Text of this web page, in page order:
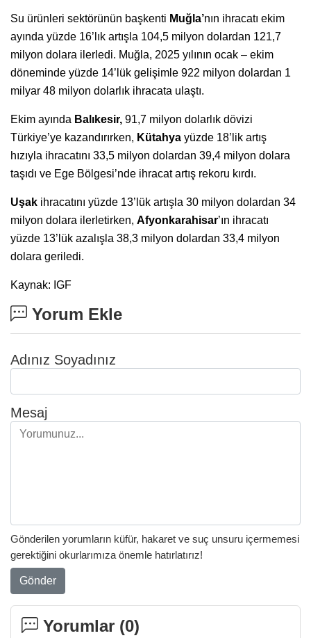
Su ürünleri sektörünün başkenti Muğla’nın ihracatı ekim
ayında yüzde 16’lık artışla 104,5 milyon dolardan 121,7
milyon dolara ilerledi. Muğla, 2025 yılının ocak – ekim
döneminde yüzde 14’lük gelişimle 922 milyon dolardan 1
milyar 48 milyon dolarlık ihracata ulaştı.
Ekim ayında Balıkesir, 91,7 milyon dolarlık dövizi
Türkiye’ye kazandırırken, Kütahya yüzde 18’lik artış
hızıyla ihracatını 33,5 milyon dolardan 39,4 milyon dolara
taşıdı ve Ege Bölgesi’nde ihracat artış rekoru kırdı.
Uşak ihracatını yüzde 13’lük artışla 30 milyon dolardan 34
milyon dolara ilerletirken, Afyonkarahisar’ın ihracatı
yüzde 13’lük azalışla 38,3 milyon dolardan 33,4 milyon
dolara geriledi.
Kaynak: IGF
Yorum Ekle
Adınız Soyadınız
Mesaj
Gönderilen yorumların küfür, hakaret ve suç unsuru içermemesi
gerektiğini okurlarımıza önemle hatırlatırız!
Gönder
Yorumlar (0)